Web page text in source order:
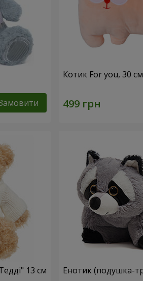
Котик For you, 30 см
13 см Енотик (подушка-